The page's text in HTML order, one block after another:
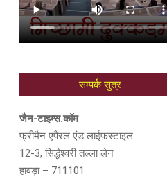
सम्पर्क सुत्र
जैन-टाइम्स.कॉम
फ्रीमैन एपैरल एंड लाईफस्टाइल
12-3, सिद्धेश्वरी तल्ला लेन
हावड़ा – 711101